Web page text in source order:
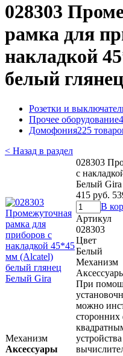
028303
рамка для
накладкой
белый
Розетки и
Прочее оборудование
Домофония225
< Назад в раздел
028303
с
Белый Gira
415 руб.
В
Артикул
028303
Цвет
Белый
Механизм
При
можно
сторонних
Механизм
Аксессуары